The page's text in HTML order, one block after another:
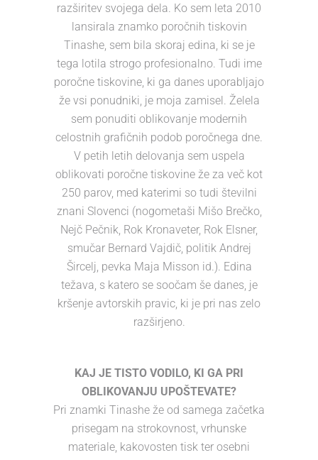
razširitev svojega dela. Ko sem leta 2010
lansirala znamko poročnih tiskovin
Tinashe, sem bila skoraj edina, ki se je
tega lotila strogo profesionalno. Tudi ime
poročne tiskovine, ki ga danes uporabljajo
že vsi ponudniki, je moja zamisel. Želela
sem ponuditi oblikovanje modernih
celostnih grafičnih podob poročnega dne.
V petih letih delovanja sem uspela
oblikovati poročne tiskovine že za več kot
250 parov, med katerimi so tudi številni
znani Slovenci (nogometaši Mišo Brečko,
Nejč Pečnik, Rok Kronaveter, Rok Elsner,
smučar Bernard Vajdič, politik Andrej
Šircelj, pevka Maja Misson id.). Edina
težava, s katero se soočam še danes, je
kršenje avtorskih pravic, ki je pri nas zelo
razširjeno.
KAJ JE TISTO VODILO, KI GA PRI
OBLIKOVANJU UPOŠTEVATE?
Pri znamki Tinashe že od samega začetka
prisegam na strokovnost, vrhunske
materiale, kakovosten tisk ter osebni